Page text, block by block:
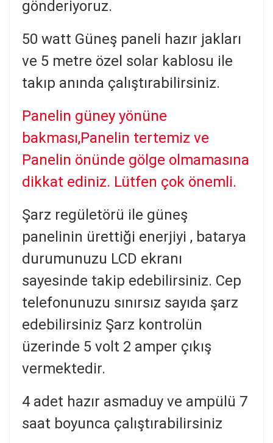
gönderiyoruz.
50 watt Güneş paneli hazır jakları
ve 5 metre özel solar kablosu ile
takıp anında çalıştırabilirsiniz.
Panelin güney yönüne
bakması,Panelin tertemiz ve
Panelin önünde gölge olmamasına
dikkat ediniz. Lütfen çok önemli.
Şarz regületörü ile güneş
panelinin ürettiği enerjiyi , batarya
durumunuzu LCD ekranı
sayesinde takip edebilirsiniz. Cep
telefonunuzu sınırsız sayıda şarz
edebilirsiniz Şarz kontrolün
üzerinde 5 volt 2 amper çıkış
vermektedir.
4 adet hazır asmaduy ve ampülü 7
saat boyunca çalıştırabilirsiniz